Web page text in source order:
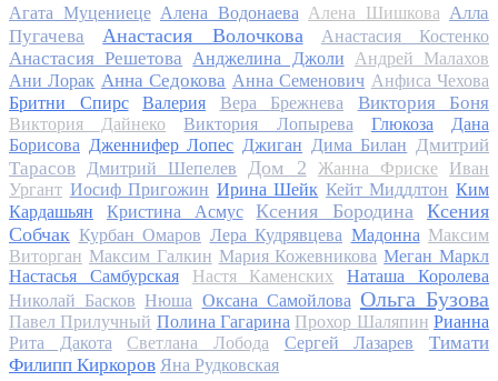
Агата Муцениеце Алена Водонаева Алена Шишкова Алла
Пугачева
Анастасия Волочкова Анастасия Костенко
Анастасия Решетова Анджелина Джоли
Андрей Малахов
Ани Лорак Анна Седокова Анна Семенович Анфиса Чехова
Бритни Спирс
Валерия Вера Брежнева Виктория Боня
Виктория Дайнеко Виктория Лопырева Глюкоза
Дана
Борисова Дженнифер Лопес Джиган Дима Билан Дмитрий
Тарасов
Дмитрий Шепелев Дом 2 Жанна Фриске
Иван
Ургант Иосиф Пригожин Ирина Шейк Кейт Миддлтон Ким
Кардашьян
Кристина Асмус Ксения Бородина
Ксения
Собчак Курбан Омаров Лера Кудрявцева Мадонна Максим
Виторган Максим Галкин Мария Кожевникова Меган Маркл
Настасья Самбурская
Настя Каменских
Наташа Королева
Николай Басков Нюша Оксана Самойлова Ольга Бузова
Павел Прилучный Полина Гагарина Прохор Шаляпин Рианна
Рита Дакота
Светлана Лобода Сергей Лазарев
Тимати
Филипп Киркоров Яна Рудковская